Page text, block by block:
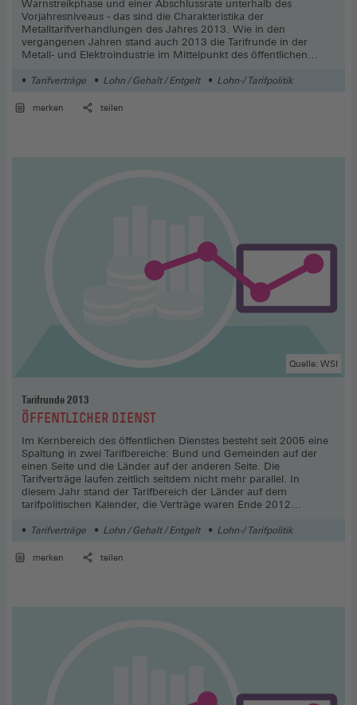
Warnstreikphase und einer Abschlussrate unterhalb des
Vorjahresniveaus - das sind die Charakteristika der
Metalltarifverhandlungen des Jahres 2013. Wie in den
vergangenen Jahren stand auch 2013 die Tarifrunde in der
Metall- und Elektroindustrie im Mittelpunkt des öffentlichen
Tarifverträge Lohn / Gehalt / Entgelt Lohn-/ Tarifpolitik
merken teilen
Tarifrunde 2013
:ÖFFENTLICHER DIENST
Im Kernbereich des öffentlichen Dienstes besteht seit 2005 eine
Spaltung in zwei Tarifbereiche: Bund und Gemeinden auf der
einen Seite und die Länder auf der anderen Seite. Die
Tarifverträge laufen zeitlich seitdem nicht mehr parallel. In
diesem Jahr stand der Tarifbereich der Länder auf dem
tarifpolitischen Kalender, die Verträge waren Ende 2012
noch bis Ende 2013 laufen.
Quelle: WSI
Tarifverträge Lohn / Gehalt / Entgelt Lohn-/ Tarifpolitik
merken teilen